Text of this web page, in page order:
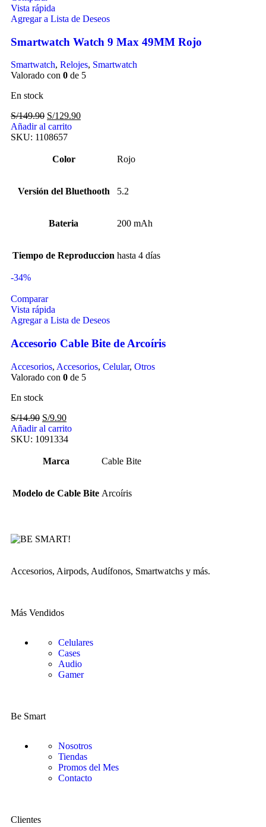
Vista rápida
Agregar a Lista de Deseos
Smartwatch Watch 9 Max 49MM Rojo
Smartwatch, Relojes, Smartwatch
Valorado con 0 de 5
En stock
S/149.90 S/129.90
Añadir al carrito
SKU: 1108657
Color Rojo
Versión del Bluethooth 5.2
Bateria 200 mAh
Tiempo de Reproduccion hasta 4 días
-34%
Comparar
Vista rápida
Agregar a Lista de Deseos
Accesorio Cable Bite de Arcoíris
Accesorios, Accesorios, Celular, Otros
Valorado con 0 de 5
En stock
S/14.90 S/9.90
Añadir al carrito
SKU: 1091334
Marca Cable Bite
Modelo de Cable Bite Arcoíris
Accesorios, Airpods, Audífonos, Smartwatchs y más.
Más Vendidos
Celulares
Cases
Audio
Gamer
Be Smart
Nosotros
Tiendas
Promos del Mes
Contacto
Clientes